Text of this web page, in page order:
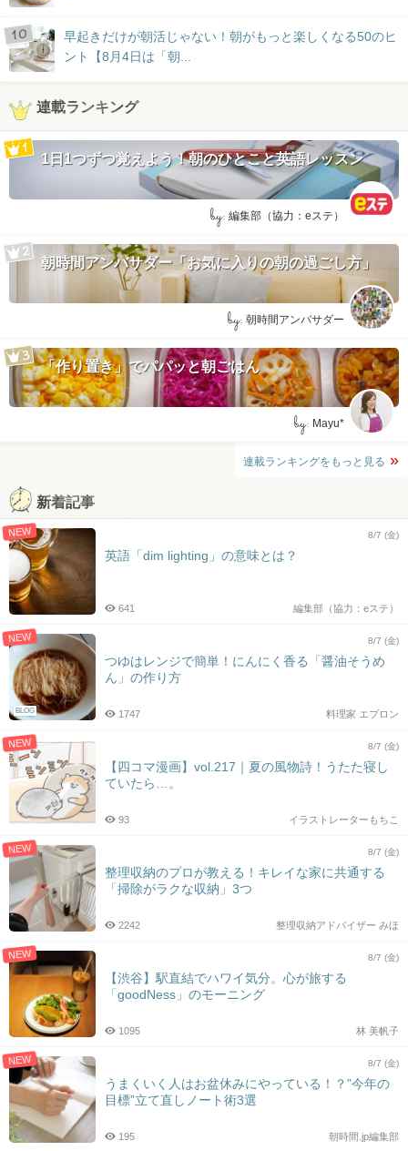
早起きだけが朝活じゃない！朝がもっと楽しくなる50のヒ
ント【8月4日は「朝...
連載ランキング
1日1つずつ覚えよう！朝のひとこと英語レッスン
by: 編集部（協力：eステ）
朝時間アンバサダー「お気に入りの朝の過ごし方」
by: 朝時間アンバサダー
「作り置き」でパパッと朝ごはん
by: Mayu*
連載ランキングをもっと見る
新着記事
NEW 8/7 (金)
英語「dim lighting」の意味とは？
編集部（協力：eステ）
641
NEW
BLOG
8/7 (金)
つゆはレンジで簡単！にんにく香る「醤油そうめ
ん」の作り方
料理家 エプロン
1747
NEW 8/7 (金)
【四コマ漫画】vol.217｜夏の風物詩！うたた寝し
ていたら…。
イラストレーターもちこ
93
NEW 8/7 (金)
整理収納のプロが教える！キレイな家に共通する
「掃除がラクな収納」3つ
整理収納アドバイザー みほ
2242
NEW 8/7 (金)
【渋谷】駅直結でハワイ気分。心が旅する
「goodNess」のモーニング
林 美帆子
1095
NEW 8/7 (金)
うまくいく人はお盆休みにやっている！？”今年の
目標”立て直しノート術3選
朝時間.jp編集部
195